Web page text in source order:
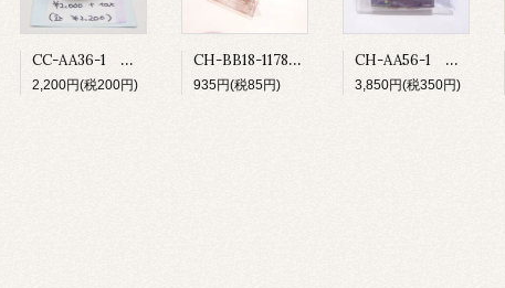
CC-AA36-1 宇宙玉ペンダントトップ
2,200円(税200円)
CH-BB18-1178 ゆびわ
935円(税85円)
CH-AA56-1 お薬付ピルケース
3,850円(税350円)